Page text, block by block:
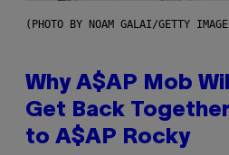
(PHOTO BY NOAM GALAI/GETTY
Why A$AP Mob
Get Back
to A$AP Rocky